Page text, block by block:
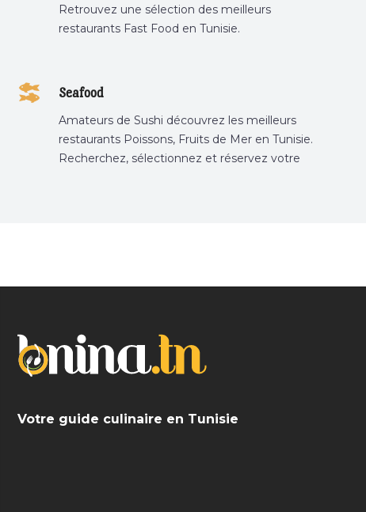
Retrouvez une sélection des meilleurs
restaurants Fast Food en Tunisie.
Seafood
Amateurs de Sushi découvrez les meilleurs
restaurants Poissons, Fruits de Mer en Tunisie.
Recherchez, sélectionnez et réservez votre
Votre guide culinaire en Tunisie